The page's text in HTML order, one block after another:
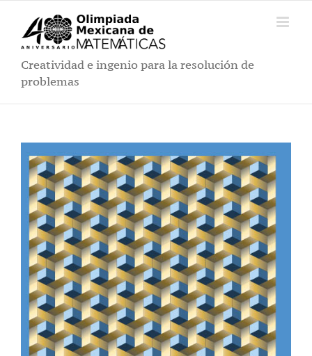
contenido
Creatividad e ingenio para la resolución de
problemas